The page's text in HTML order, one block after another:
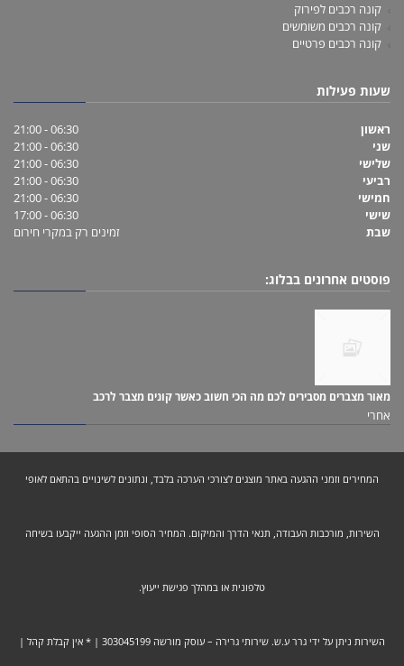
קונה רכבים לפירוק
קונה רכבים משומשים
קונה רכבים פרטיים
שעות פעילות
ראשון
06:30 - 21:00
שני
06:30 - 21:00
שלישי
06:30 - 21:00
רביעי
06:30 - 21:00
חמישי
06:30 - 21:00
שישי
06:30 - 17:00
שבת
זמינים רק במקרי חירום
פוסטים אחרונים בבלוג:
מאור מצברים מסבירים לכם מה הכי חשוב כאשר קונים מצבר לרכב
אחרי
המחירים וזמני ההגעה באתר מוצגים לצורכי הערכה בלבד, ונתונים לשינויים בהתאם לאופי
השירות, מורכבות העבודה, תנאי הדרך והמיקום. המחיר הסופי וזמן ההגעה ייקבעו בשיחה
טלפונית או במהלך פגישת ייעוץ.
השירות ניתן על ידי גרר ע.ש. שירותי גרירה – עוסק מורשה 303045199 | * אין קבלת קהל |